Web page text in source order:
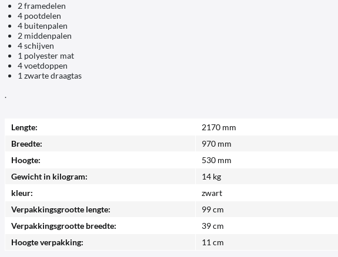
2 framedelen
4 pootdelen
4 buitenpalen
2 middenpalen
4 schijven
1 polyester mat
4 voetdoppen
1 zwarte draagtas
.
Lengte:
2170 mm
Breedte:
970 mm
Hoogte:
530 mm
Gewicht in kilogram:
14 kg
kleur:
zwart
Verpakkingsgrootte lengte:
99 cm
Verpakkingsgrootte breedte:
39 cm
Hoogte verpakking:
11 cm